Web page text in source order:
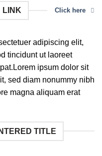
LINK Click here
adipiscing elit,
tincidunt ut laoreet
ipsum dolor sit
sed diam nonummy nibh
magna aliquam erat
TITLE